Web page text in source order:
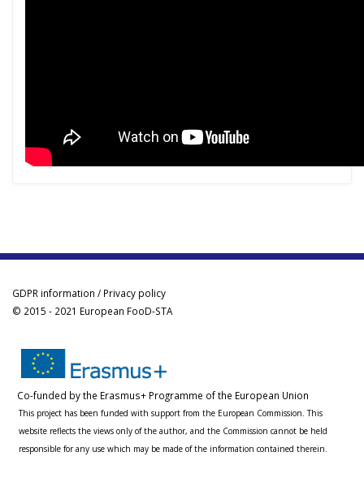
GDPR information / Privacy policy
© 2015 - 2021 European FooD-STA
Co-funded by the Erasmus+ Programme of the European Union
This project has been funded with support from the European Commission. This
website reflects the views only of the author, and the Commission cannot be held
responsible for any use which may be made of the information contained therein.